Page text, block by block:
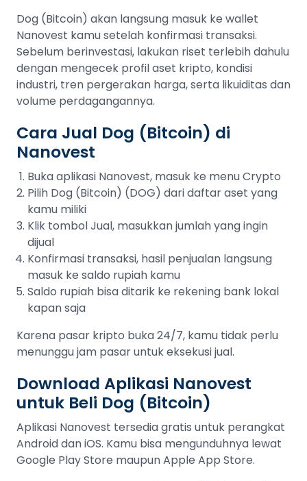
Dog (Bitcoin) akan langsung masuk ke wallet
Nanovest kamu setelah konfirmasi transaksi.
Sebelum berinvestasi, lakukan riset terlebih dahulu
dengan mengecek profil aset kripto, kondisi
industri, tren pergerakan harga, serta likuiditas dan
volume perdagangannya.
Cara Jual Dog (Bitcoin) di
Nanovest
Buka aplikasi Nanovest, masuk ke menu Crypto
Pilih Dog (Bitcoin) (DOG) dari daftar aset yang
kamu miliki
Klik tombol Jual, masukkan jumlah yang ingin
dijual
Konfirmasi transaksi, hasil penjualan langsung
masuk ke saldo rupiah kamu
Saldo rupiah bisa ditarik ke rekening bank lokal
kapan saja
Karena pasar kripto buka 24/7, kamu tidak perlu
menunggu jam pasar untuk eksekusi jual.
Download Aplikasi Nanovest
untuk Beli Dog (Bitcoin)
Aplikasi Nanovest tersedia gratis untuk perangkat
Android dan iOS. Kamu bisa mengunduhnya lewat
Google Play Store maupun Apple App Store.